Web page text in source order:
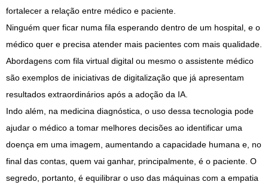
fortalecer a relação entre médico e paciente.
Ninguém quer ficar numa fila esperando dentro de um hospital, e o
médico quer e precisa atender mais pacientes com mais qualidade.
Abordagens com fila virtual digital ou mesmo o assistente médico
são exemplos de iniciativas de digitalização que já apresentam
resultados extraordinários após a adoção da IA.
Indo além, na medicina diagnóstica, o uso dessa tecnologia pode
ajudar o médico a tomar melhores decisões ao identificar uma
doença em uma imagem, aumentando a capacidade humana e, no
final das contas, quem vai ganhar, principalmente, é o paciente. O
segredo, portanto, é equilibrar o uso das máquinas com a empatia